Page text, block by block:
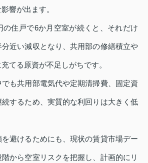
響が出ます。
の住戸で6か月空室が続くと、それだけ
近い減収となり、共用部の修繕積立や
てる原資が不足しがちです。
も共用部電気代や定期清掃費、固定資
するため、実質的な利回りは大きく低
避けるためにも、現状の賃貸市場デー
から空室リスクを把握し、計画的にリ